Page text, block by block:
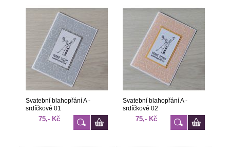
Svatební blahopřání A -
srdíčkové 01
75,- Kč
Svatební blahopřání A -
srdíčkové 02
75,- Kč